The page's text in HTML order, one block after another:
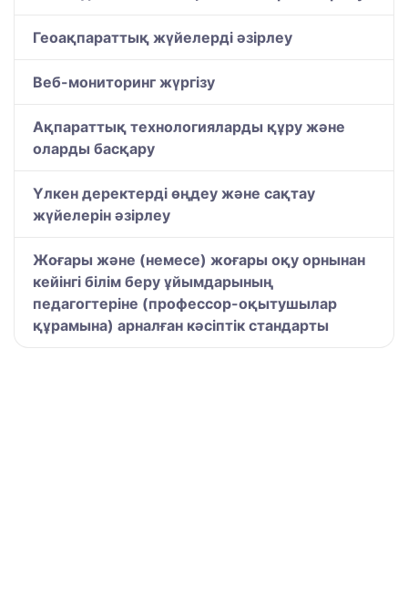
Геоақпараттық жүйелерді әзірлеу
Веб-мониторинг жүргізу
Ақпараттық технологияларды құру және
оларды басқару
Үлкен деректерді өңдеу және сақтау
жүйелерін әзірлеу
Жоғары және (немесе) жоғары оқу орнынан
кейінгі білім беру ұйымдарының
педагогтеріне (профессор-оқытушылар
құрамына) арналған кәсіптік стандарты